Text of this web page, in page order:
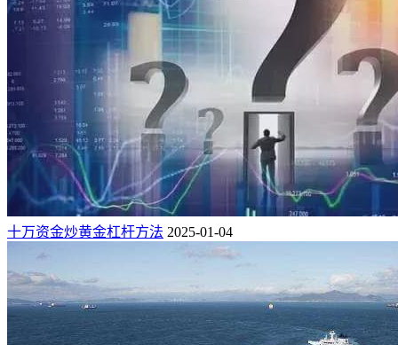
十万资金炒黄金杠杆方法 2025-01-04